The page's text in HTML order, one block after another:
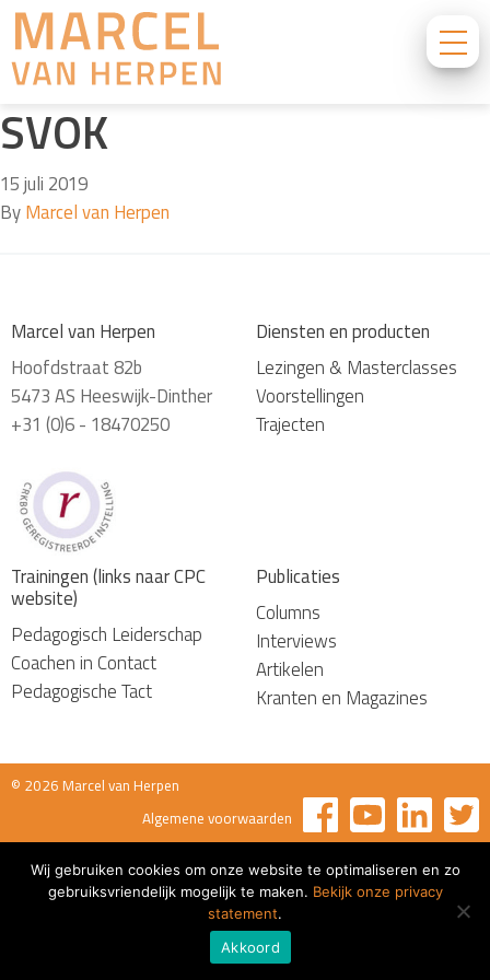
SVOK
15 juli 2019
ByMarcel van Herpen
Marcel van Herpen
Hoofdstraat 82b
5473 AS Heeswijk-Dinther
+31 (0)6 - 18470250
Diensten en producten
Lezingen & Masterclasses
Voorstellingen
Trajecten
Trainingen (links naar CPC
website)
Pedagogisch Leiderschap
Coachen in Contact
Pedagogische Tact
Publicaties
Columns
Interviews
Artikelen
Kranten en Magazines
© 2026 Marcel van Herpen
Algemene voorwaarden
Wij gebruiken cookies om onze website te optimaliseren en zo
gebruiksvriendelijk mogelijk te maken. Bekijk onze privacy
statement.
Akkoord